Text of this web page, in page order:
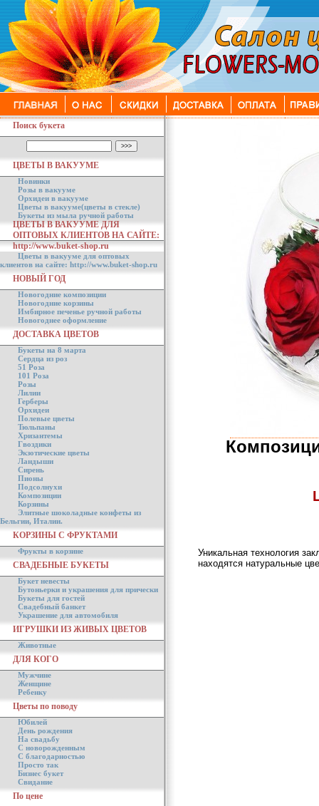
Поиск букета
ЦВЕТЫ В ВАКУУМЕ
Новинки
Розы в вакууме
Орхидеи в вакууме
Цветы в вакууме(цветы в стекле)
Букеты из мыла ручной работы
ЦВЕТЫ В ВАКУУМЕ ДЛЯ
ОПТОВЫХ КЛИЕНТОВ НА САЙТЕ:
http://www.buket-shop.ru
Цветы в вакууме для оптовых
клиентов на сайте: http://www.buket-shop.ru
НОВЫЙ ГОД
Новогодние композиции
Новогодние корзины
Имбирное печенье ручной работы
Новогоднее оформление
ДОСТАВКА ЦВЕТОВ
Букеты на 8 марта
Сердца из роз
51 Роза
101 Роза
Розы
Лилии
Герберы
Орхидеи
Полевые цветы
Тюльпаны
Хризантемы
Гвоздики
Экзотические цветы
Ландыши
Сирень
Пионы
Подсолнухи
Композиции
Корзины
Элитные шоколадные конфеты из
Бельгии, Италии.
КОРЗИНЫ С ФРУКТАМИ
Фрукты в корзине
СВАДЕБНЫЕ БУКЕТЫ
Букет невесты
Бутоньерки и украшения для прически
Букеты для гостей
Свадебный банкет
Украшение для автомобиля
ИГРУШКИ ИЗ ЖИВЫХ ЦВЕТОВ
Животные
ДЛЯ КОГО
Мужчине
Женщине
Ребенку
Цветы по поводу
Юбилей
День рождения
На свадьбу
С новорожденным
С благодарностью
Просто так
Бизнес букет
Свидание
По цене
Уникальная технология
находятся натуральные